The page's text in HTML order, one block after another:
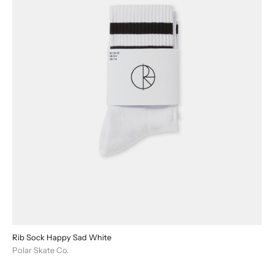
Rib Sock Happy Sad White
Polar Skate Co.